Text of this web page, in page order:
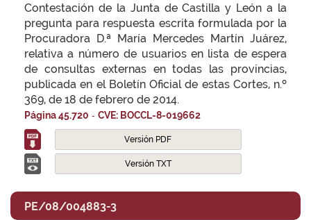
Contestación de la Junta de Castilla y León a la
pregunta para respuesta escrita formulada por la
Procuradora D.ª María Mercedes Martín Juárez,
relativa a número de usuarios en lista de espera
de consultas externas en todas las provincias,
publicada en el Boletín Oficial de estas Cortes, n.º
369, de 18 de febrero de 2014.
Página 45.720 - CVE: BOCCL-8-019662
Versión PDF
Versión TXT
PE/08/004883-3